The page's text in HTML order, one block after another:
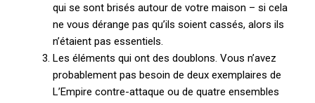
qui se sont brisés autour de votre maison – si cela
ne vous dérange pas qu’ils soient cassés, alors ils
n’étaient pas essentiels.
Les éléments qui ont des doublons. Vous n’avez
probablement pas besoin de deux exemplaires de
L’Empire contre-attaque ou de quatre ensembles